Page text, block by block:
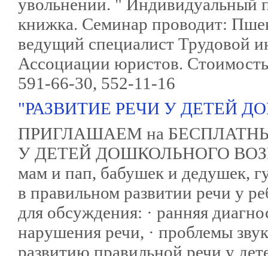
увольнении. " Индивидуальный
книжка. Семинар проводит:
ведущий специалист Трудовой
Ассоциации юристов.
591-66-30, 552-11-16
"РАЗВИТИЕ РЕЧИ У ДЕТЕЙ
ПРИГЛАШАЕМ на
У ДЕТЕЙ ДОШКОЛЬНОГО
мам и пап, бабушек и дедушек,
в правильном развитии речи у
для обсуждения: · ранняя
нарушения речи, · проблемы
развитию правильной речи у